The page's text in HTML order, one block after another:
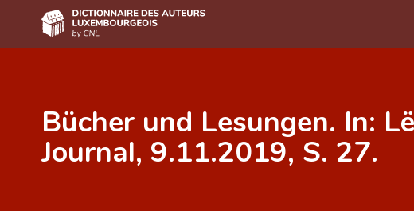
Auteur(e)s A-Z
Recherche avancée
Bücher und Lesungen. In:
Journal, 9.11.2019, S. 27.